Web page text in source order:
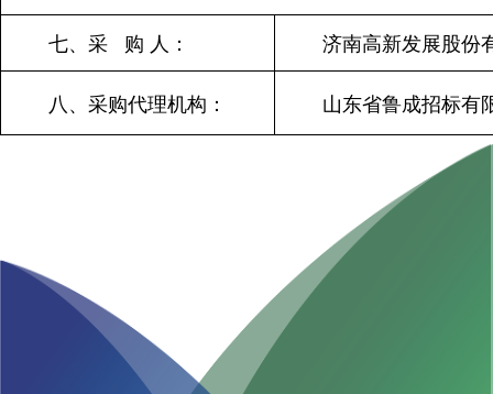
七、采 购 人： 济南高新发展股份
八、采购代理机构： 山东省鲁成招标有